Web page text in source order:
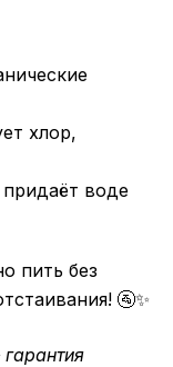
хлор,
воде
пить без
🚰✨